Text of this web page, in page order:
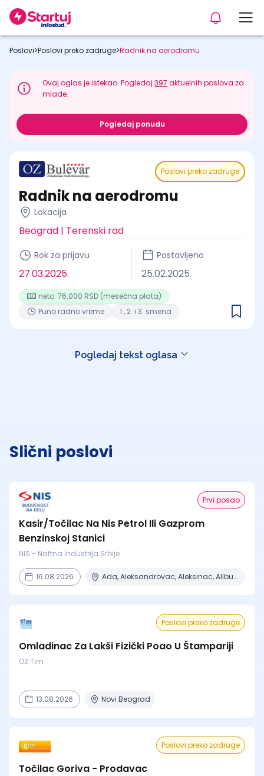
Poslovi>Poslovi preko zadruge>Radnik na aerodromu
Ovaj oglas je istekao. Pogledaj397 aktuelnih poslova za
mlade.
Pogledaj ponudu
Poslovi preko zadruge
Radnik na aerodromu
Lokacija
Beograd | Terenski rad
Rok za prijavu
27.03.2025.
Postavljeno
25.02.2025.
neto: 76.000 RSD (mesečna plata)
Puno radno vreme
1., 2. i 3. smena
Pogledaj tekst oglasa
Slični poslovi
Prvi posao
Kasir/Točilac Na Nis Petrol Ili Gazprom
Benzinskoj Stanici
NIS - Naftna Industrija Srbije
16.08.2026. Ada, Aleksandrovac, Aleksinac, Alibunar, Apatin + 206 mesta
Poslovi preko zadruge
Omladinac Za Lakši Fizički Poao U Štampariji
OZ Tim
13.08.2026. Novi Beograd
Poslovi preko zadruge
Točilac Goriva - Prodavac